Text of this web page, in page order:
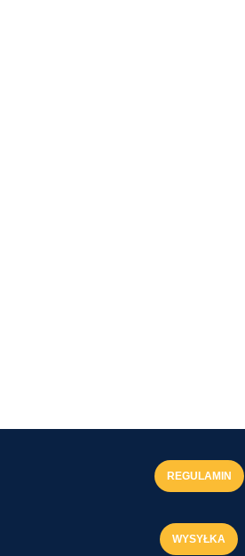
REGULAMIN
WYSYŁKA